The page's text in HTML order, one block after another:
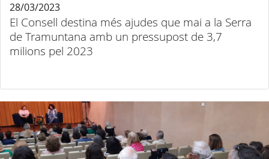
El Consell destina més ajudes que mai a la Serra
de Tramuntana amb un pressupost de 3,7
milions pel 2023
28/03/2023